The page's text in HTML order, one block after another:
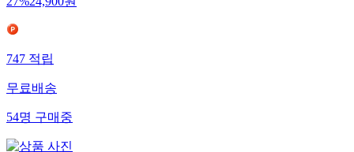
27%24,900원
747적립
무료배송
54명구매중